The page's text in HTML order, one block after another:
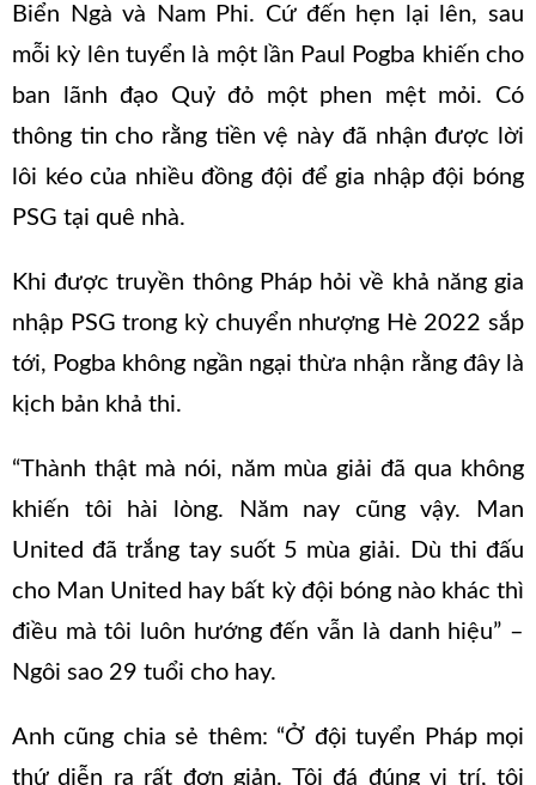
Biển Ngà và Nam Phi. Cứ đến hẹn lại lên, sau
mỗi kỳ lên tuyển là một lần Paul Pogba khiến cho
ban lãnh đạo Quỷ đỏ một phen mệt mỏi. Có
thông tin cho rằng tiền vệ này đã nhận được lời
lôi kéo của nhiều đồng đội để gia nhập đội bóng
PSG tại quê nhà.
Khi được truyền thông Pháp hỏi về khả năng gia
nhập PSG trong kỳ chuyển nhượng Hè 2022 sắp
tới, Pogba không ngần ngại thừa nhận rằng đây là
kịch bản khả thi.
“Thành thật mà nói, năm mùa giải đã qua không
khiến tôi hài lòng. Năm nay cũng vậy. Man
United đã trắng tay suốt 5 mùa giải. Dù thi đấu
cho Man United hay bất kỳ đội bóng nào khác thì
điều mà tôi luôn hướng đến vẫn là danh hiệu” –
Ngôi sao 29 tuổi cho hay.
Anh cũng chia sẻ thêm: “Ở đội tuyển Pháp mọi
thứ diễn ra rất đơn giản. Tôi đá đúng vị trí, tôi